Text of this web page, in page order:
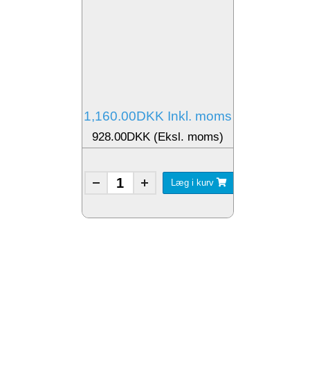
1,160.00DKK Inkl. moms
928.00DKK (Eksl. moms)
Læg i kurv